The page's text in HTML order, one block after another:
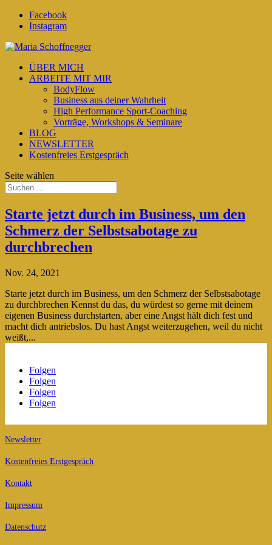
Facebook
Instagram
ÜBER MICH
ARBEITE MIT MIR
BodyFlow
Business aus deiner Wahrheit
High Performance Sport-Coaching
Vorträge, Workshops & Seminare
BLOG
NEWSLETTER
Kostenfreies Erstgespräch
Seite wählen
Starte jetzt durch im Business, um den
Schmerz der Selbstsabotage zu
durchbrechen
Nov. 24, 2021
Starte jetzt durch im Business, um den Schmerz der Selbstsabotage
zu durchbrechen Kennst du das, du würdest so gerne mit deinem
eigenen Business durchstarten, aber eine Angst hält dich fest und
macht dich antriebslos. Du hast Angst weiterzugehen, weil du nicht
weißt,...
Folgen
Folgen
Folgen
Folgen
Newsletter
Kostenfreies Erstgespräch
Kontakt
Impressum
Datenschutz